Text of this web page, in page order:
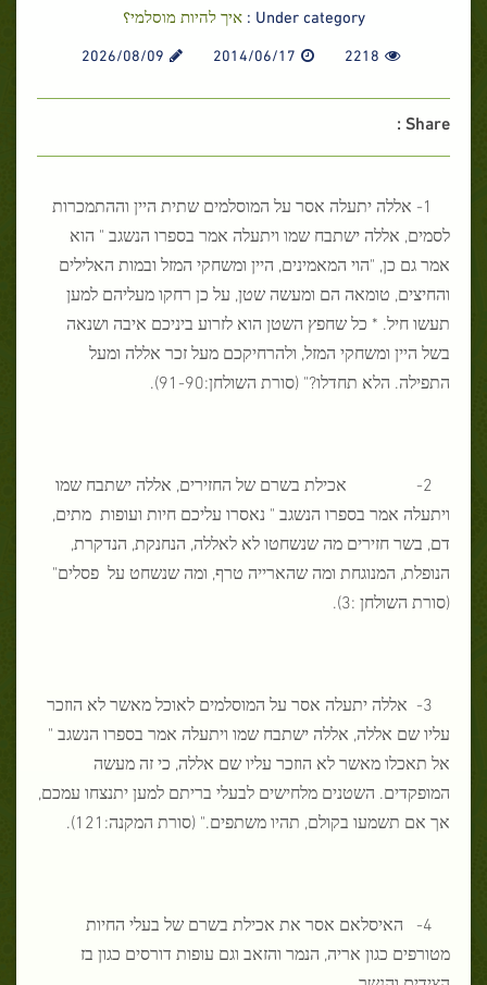
Under category : איך להיות מוסלמי؟
2218
2014/06/17
2026/08/09
Share :
1- אללה יתעלה אסר על המוסלמים שתית היין וההתמכרות
לסמים, אללה ישתבח שמו ויתעלה אמר בספרו הנשגב " הוא
אמר גם כן, "הוי המאמינים, היין ומשחקי המזל ובמות האלילים
והחיצים, טומאה הם ומעשה שטן, על כן רחקו מעליהם למען
תעשו חיל. * כל שחפץ השטן הוא לזרוע ביניכם איבה ושנאה
בשל היין ומשחקי המזל, ולהרחיקכם מעל זכר אללה ומעל
התפילה. הלא תחדלו?" (סורת השולחן:91-90).
2- אכילת בשרם של החזירים, אללה ישתבח שמו
ויתעלה אמר בספרו הנשגב " נאסרו עליכם חיות ועופות מתים,
דם, בשר חזירים מה שנשחטו לא לאללה, הנחנקת, הנדקרת,
הנופלת, המנוגחת ומה שהארייה טרף, ומה שנשחט על פסלים"
(סורת השולחן :3).
3- אללה יתעלה אסר על המוסלמים לאוכל מאשר לא הוזכר
עליו שם אללה, אללה ישתבח שמו ויתעלה אמר בספרו הנשגב "
אל תאכלו מאשר לא הוזכר עליו שם אללה, כי זה מעשה
המופקדים. השטנים מלחישים לבעלי בריתם למען יתנצחו עמכם,
אך אם תשמעו בקולם, תהיו משתפים." (סורת המקנה:121).
4- האיסלאם אסר את אכילת בשרם של בעלי החיות
מטורפים כגון אריה, הנמר והזאב וגם עופות דורסים כגון בז